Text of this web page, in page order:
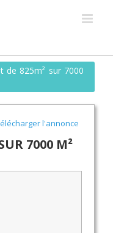
de 825m² sur 7000
7000 M²
l'annonce